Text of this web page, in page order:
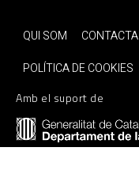
QUI SOM CONTACTA
POLÍTICA DE COOKIES
Amb el suport de